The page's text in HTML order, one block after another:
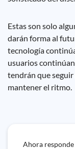
Estas son solo
darán forma al
tecnología
usuarios
tendrán que
mantener el ritmo.
Ahora